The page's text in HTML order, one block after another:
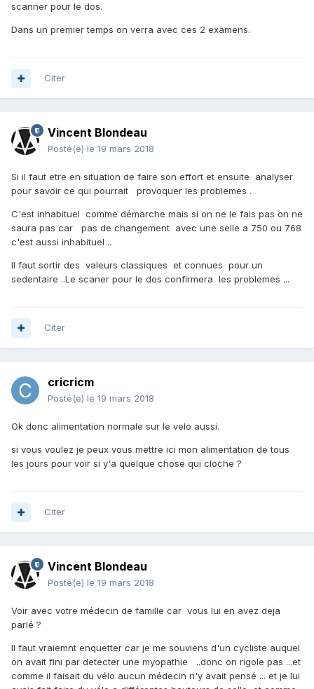
scanner pour le dos.
Dans un premier temps on verra avec ces 2 examens.
Citer
Vincent Blondeau
Posté(e) le 19 mars 2018
Si il faut etre en situation de faire son effort et ensuite analyser
pour savoir ce qui pourrait provoquer les problemes .
C'est inhabituel comme démarche mais si on ne le fais pas on ne
saura pas car pas de changement avec une selle a 750 ou 768
c'est aussi inhabituel ..
Il faut sortir des valeurs classiques et connues pour un
sedentaire ..Le scaner pour le dos confirmera les problemes ...
Citer
cricricm
Posté(e) le 19 mars 2018
Ok donc alimentation normale sur le velo aussi.
si vous voulez je peux vous mettre ici mon alimentation de tous
les jours pour voir si y'a quelque chose qui cloche ?
Citer
Vincent Blondeau
Posté(e) le 19 mars 2018
Voir avec votre médecin de famille car vous lui en avez deja
parlé ?
Il faut vraiemnt enquetter car je me souviens d'un cycliste auquel
on avait fini par detecter une myopathie ..donc on rigole pas ...et
comme il faisait du vélo aucun médecin n'y avait pensé ... et je lui